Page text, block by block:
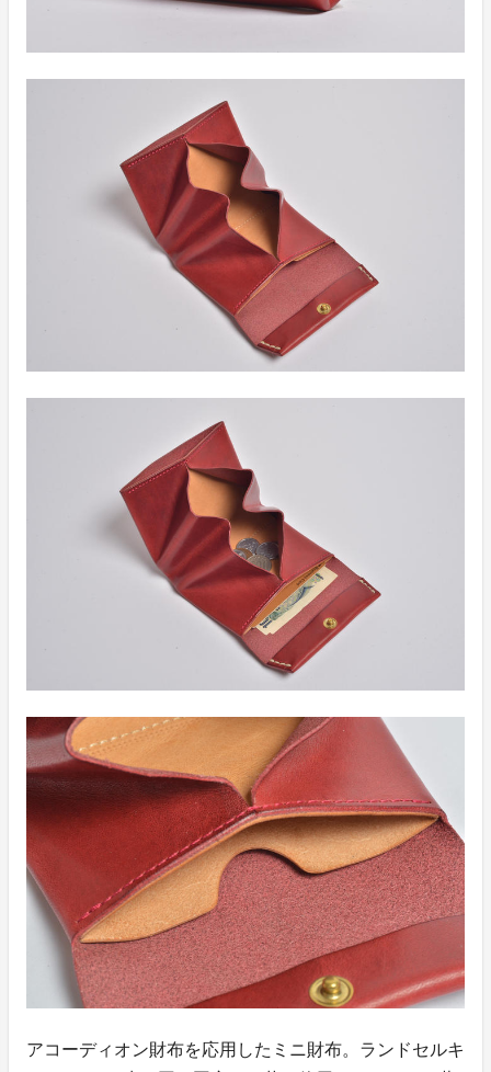
アコーディオン財布を応用したミニ財布。ランドセルキ